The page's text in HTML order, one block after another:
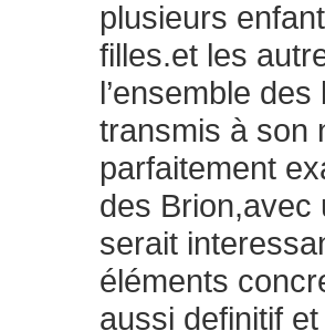
plusieurs
filles.et les
l’ensemble
transmis à son
parfaitement
des Brion,avec
serait
éléments
aussi definitif